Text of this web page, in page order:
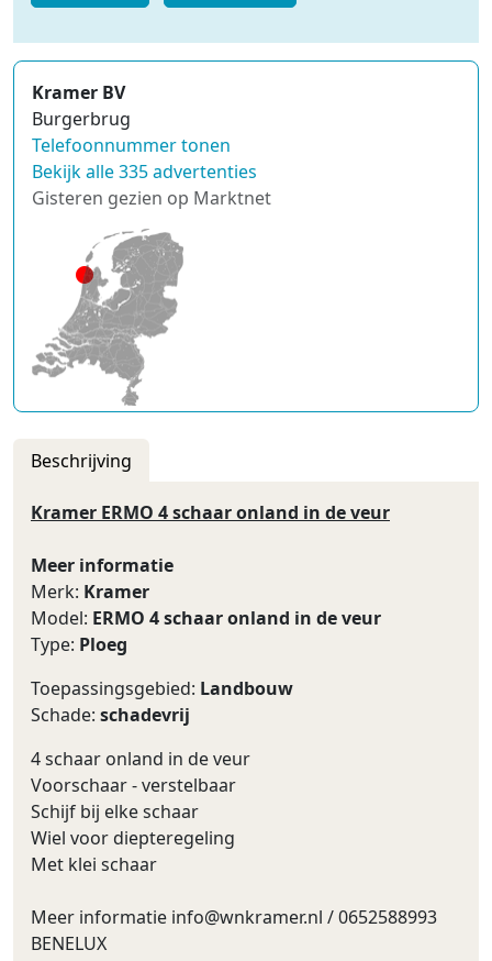
Kramer BV
Burgerbrug
Telefoonnummer tonen
Bekijk alle 335 advertenties
Gisteren gezien op Marktnet
Beschrijving
Kramer ERMO 4 schaar onland in de veur
Meer informatie
Merk: Kramer
Model: ERMO 4 schaar onland in de veur
Type: Ploeg
Toepassingsgebied: Landbouw
Schade: schadevrij
4 schaar onland in de veur
Voorschaar - verstelbaar
Schijf bij elke schaar
Wiel voor diepteregeling
Met klei schaar
Meer informatie info@wnkramer.nl / 0652588993
BENELUX